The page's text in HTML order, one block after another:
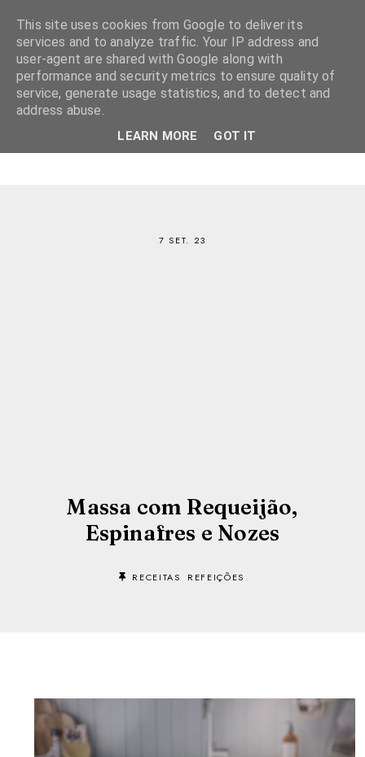
7 SET. 23
Massa com Requeijão,
Espinafres e Nozes
RECEITAS REFEIÇÕES
This site uses cookies from Google to deliver its
services and to analyze traffic. Your IP address and
user-agent are shared with Google along with
performance and security metrics to ensure quality of
service, generate usage statistics, and to detect and
address abuse.
LEARN MORE GOT IT